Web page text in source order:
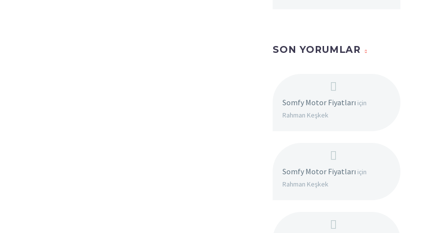
SON YORUMLAR
Somfy Motor Fiyatları için
Rahman Keşkek
Somfy Motor Fiyatları için
Rahman Keşkek